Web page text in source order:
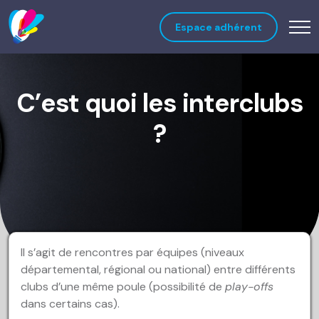
Espace adhérent
C’est quoi les interclubs
?
Il s’agit de rencontres par équipes (niveaux
départemental, régional ou national) entre différents
clubs d’une même poule (possibilité de play-offs
dans certains cas).